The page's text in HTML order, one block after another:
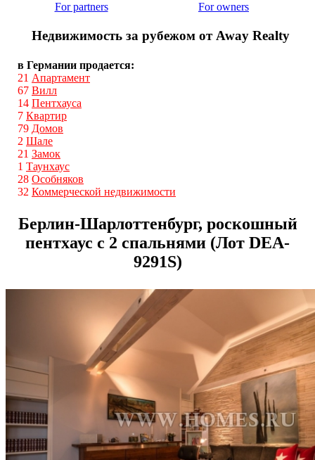
For partners For owners
Недвижимость за рубежом от Away Realty
в Германии продается:
21 Апартамент
67 Вилл
14 Пентхауса
7 Квартир
79 Домов
2 Шале
21 Замок
1 Таунхаус
28 Особняков
32 Коммерческой недвижимости
Берлин-Шарлоттенбург, роскошный
пентхаус с 2 спальнями (Лот DEA-
9291S)